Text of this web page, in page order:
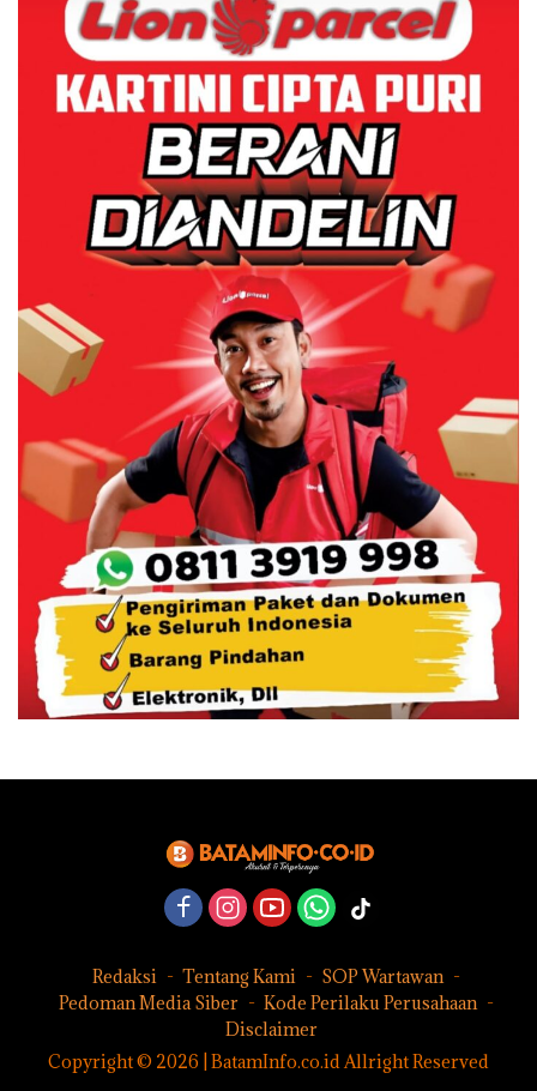
Redaksi Tentang Kami
SOP Wartawan
Pedoman Media Siber
Kode Perilaku Perusahaan
Disclaimer
Copyright © 2026 | BatamInfo.co.id Allright Reserved